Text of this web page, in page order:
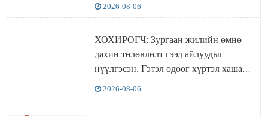
2026-08-06
ХОХИРОГЧ: Зургаан жилийн өмнө
дахин төлөвлөлт гээд айлуудыг
нүүлгэсэн. Гэтэл одоог хүртэл хашаа
2026-08-06